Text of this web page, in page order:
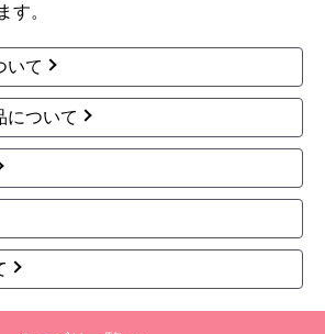
す。
いて
について